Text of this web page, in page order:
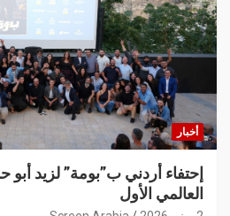
أخبار
إحتفاء أردني ب”بومة” لزيد
العالمي الأول